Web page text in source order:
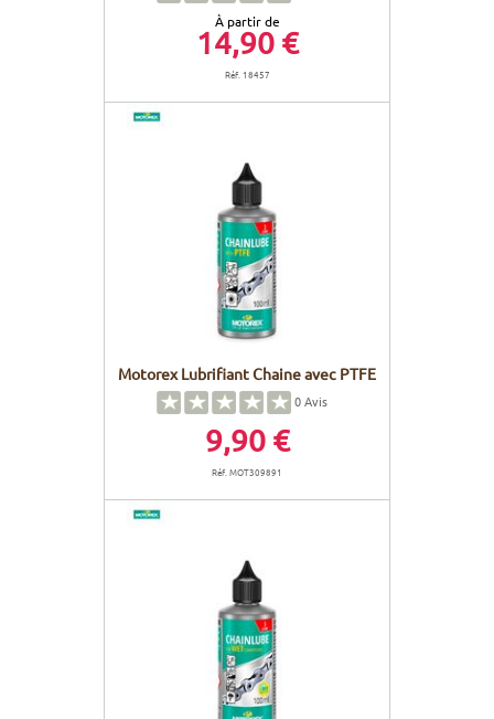
À partir de
14,90 €
Réf. 18457
Motorex Lubrifiant Chaine avec PTFE
0Avis
9,90 €
Réf. MOT309891